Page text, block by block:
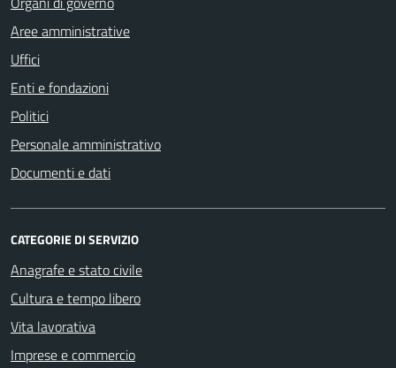
Aree amministrative
Uffici
Enti e fondazioni
Politici
Personale amministrativo
Documenti e dati
CATEGORIE DI SERVIZIO
Anagrafe e stato civile
Cultura e tempo libero
Vita lavorativa
Imprese e commercio